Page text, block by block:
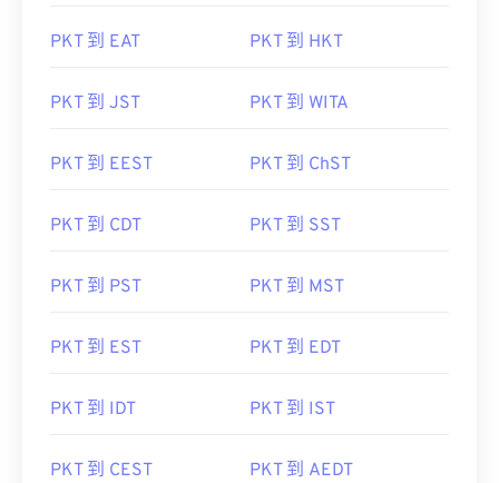
PKT 到 EAT PKT 到 HKT
PKT 到 JST PKT 到 WITA
PKT 到 EEST PKT 到 ChST
PKT 到 CDT PKT 到 SST
PKT 到 PST PKT 到 MST
PKT 到 EST PKT 到 EDT
PKT 到 IDT PKT 到 IST
PKT 到 CEST PKT 到 AEDT